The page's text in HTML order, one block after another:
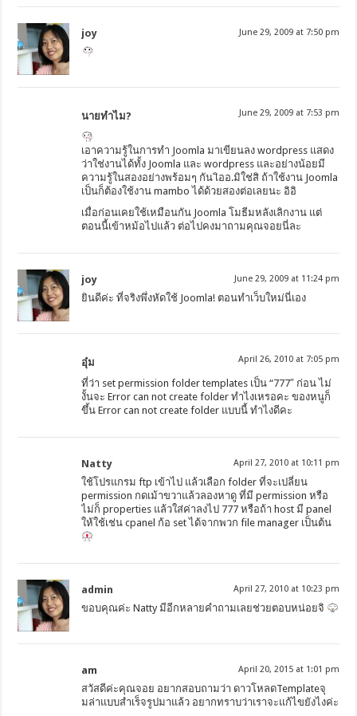
joy June 29, 2009 at 7:50 pm
นายทำไม? June 29, 2009 at 7:53 pm
เอาความรู้ในการทำ Joomla มาเขียนลง wordpress แสดง
ว่าใช่งานได้ทั้ง Joomla และ wordpress และอย่างน้อยมี
ความรู้ในสองอย่างพร้อมๆ กัน เิออ.มิใช่สิ ถ้าใช้งาน Joomla
เป็นก็ต้องใช้งาน mambo ได้ด้วยสองต่อเลยนะ อิอิ
เมื่อก่อนเคยใช้เหมือนกัน Joomla โมธีมหลังเลิกงาน แต่
ตอนนี้เข้าหม้อไปแล้ว ต่อไปคงมาถามคุณจอยนี่ละ
joy June 29, 2009 at 11:24 pm
ยินดีค่ะ ที่จริงพึ่งหัดใช้ Joomla! ตอนทำเว็บใหม่นี่เอง
อุ๋ม April 26, 2010 at 7:05 pm
ที่ว่า set permission folder templates เป็น “777″ ก่อน ไม่
งั้นจะ Error can not create folder ทำไงเหรอคะ ของหนูก็
ขึ้น Error can not create folder แบบนี้ ทำไงดีคะ
Natty April 27, 2010 at 10:11 pm
ใช้โปรแกรม ftp เข้าไป แล้วเลือก folder ที่จะเปลี่ยน
permission กดเม้าขวาแล้วลองหาดู ที่มี permission หรือ
ไม่ก็ properties แล้วใส่ค่าลงไป 777 หรือถ้า host มี panel
ให้ใช้เช่น cpanel ก้อ set ได้จากพวก file manager เป็นต้น
admin April 27, 2010 at 10:23 pm
ขอบคุณค่ะ Natty มีอีกหลายคำถามเลยช่วยตอบหน่อยจิ
am April 20, 2015 at 1:01 pm
สวัสดีค่ะคุณจอย อยากสอบถามว่า ดาวโหลดTemplateจุ
มล่าแบบสำเร็จรูปมาแล้ว อยากทราบว่าเราจะแก้ไขยังไงค่ะ